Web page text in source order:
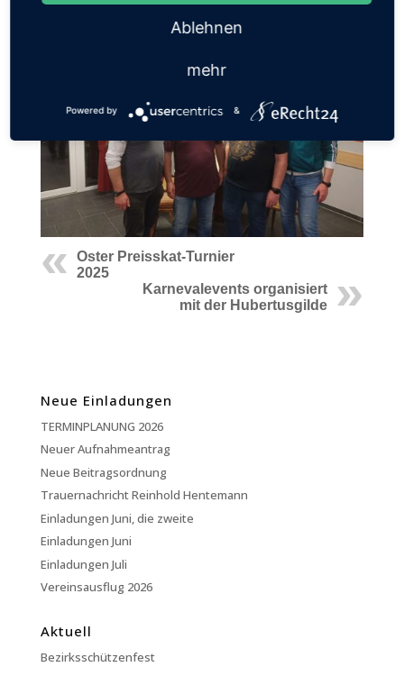
Oster Preisskat-Turnier
2025
Karnevalevents organisiert
mit der Hubertusgilde
Neue Einladungen
TERMINPLANUNG 2026
Neuer Aufnahmeantrag
Neue Beitragsordnung
Trauernachricht Reinhold Hentemann
Einladungen Juni, die zweite
Einladungen Juni
Einladungen Juli
Vereinsausflug 2026
Aktuell
Bezirksschützenfest
Ablehnen
mehr
Powered by &